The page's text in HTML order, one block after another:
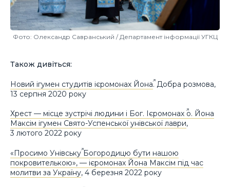
Фото: Олександр Савранський / Департамент інформації УГКЦ
Також дивіться:
Новий ігумен студитів ієромонах Йона. Добра розмова,
13 серпня 2020 року
Хрест — місце зустрічі людини і Бог. Ієромонах о. Йона
Максім ігумен Свято-Успенської унівської лаври,
3 лютого 2022 року
«Просимо Унівську Богородицю бути нашою
покровителькою», — ієромонах Йона Максім під час
молитви за Україну, 4 березня 2022 року